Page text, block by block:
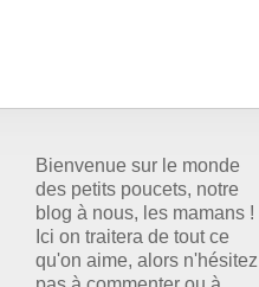
Bienvenue sur le monde
des petits poucets, notre
blog à nous, les mamans !
Ici on traitera de tout ce
qu'on aime, alors n'hésitez